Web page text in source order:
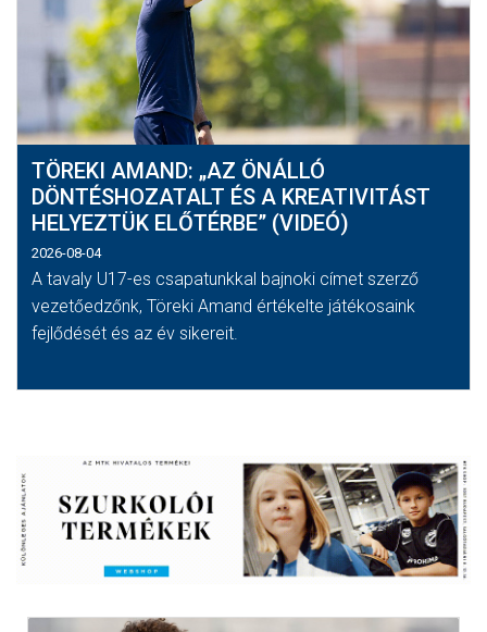
TÖREKI AMAND: „AZ ÖNÁLLÓ
DÖNTÉSHOZATALT ÉS A KREATIVITÁST
HELYEZTÜK ELŐTÉRBE” (VIDEÓ)
2026-08-04
A tavaly U17-es csapatunkkal bajnoki címet szerző
vezetőedzőnk, Töreki Amand értékelte játékosaink
fejlődését és az év sikereit.